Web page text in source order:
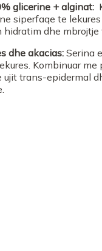
glicerine + alginat:
siperfaqe te
dhe mbrojtje
dhe akacias:Serina
Kombinuar me
ujit trans-epidermal